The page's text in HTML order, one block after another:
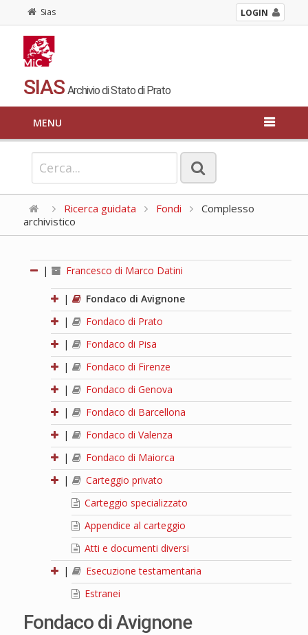
Sias LOGIN
SIAS Archivio di Stato di Prato
MENU
Ricerca guidata Fondi
Complesso
archivistico
| Francesco di Marco Datini
|
Fondaco di Avignone
|
Fondaco di Prato
|
Fondaco di Pisa
|
Fondaco di Firenze
|
Fondaco di Genova
|
Fondaco di Barcellona
|
Fondaco di Valenza
|
Fondaco di Maiorca
|
Carteggio privato
Carteggio specializzato
Appendice al carteggio
Atti e documenti diversi
|
Esecuzione testamentaria
Estranei
Fondaco di Avignone